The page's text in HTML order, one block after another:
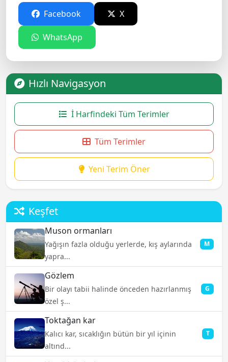
Facebook X
WhatsApp
Hızlı Navigasyon
İ Harfindeki Tüm Terimler
Tüm Terimler
Yeni Terim Öner
Keşfet
Muson ormanları
Yağışın fazla olduğu yerlerde, kış aylarında
yapra...
M
Gözlem
Bir olayı tabii halinde önceden hazırlanmış
özel ş...
G
Toktağan kar
Kalıcı kar, sıcaklığın bütün bir yıl içinin
altınd...
T